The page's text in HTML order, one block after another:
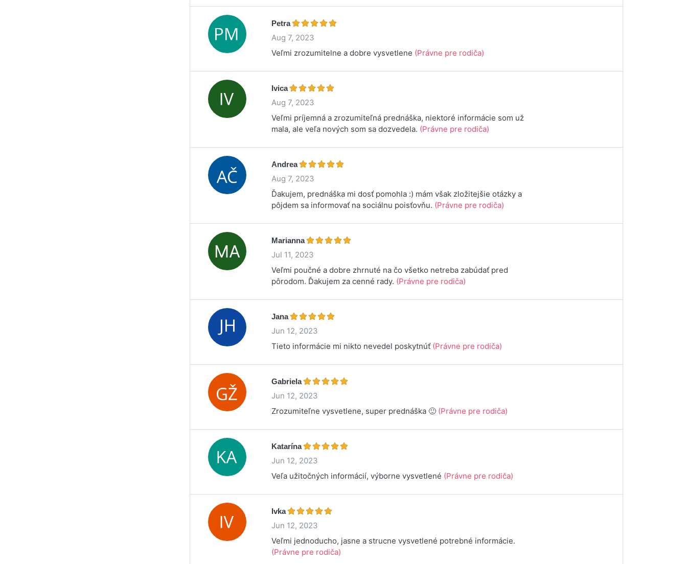
Petra
Aug 7, 2023
Veľmi zrozumitelne a dobre vysvetlene (Právne pre rodiča)
Ivica
Aug 7, 2023
Veľmi príjemná a zrozumiteľná prednáška, niektoré informácie som už
mala, ale veľa nových som sa dozvedela. (Právne pre rodiča)
Andrea
Aug 7, 2023
Ďakujem, prednáška mi dosť pomohla :) mám však zložitejšie otázky a
pôjdem sa informovať na sociálnu poisťovňu. (Právne pre rodiča)
Marianna
Jul 11, 2023
Veľmi poučné a dobre zhrnuté na čo všetko netreba zabúdať pred
pôrodom. Ďakujem za cenné rady. (Právne pre rodiča)
Jana
Jun 12, 2023
Tieto informácie mi nikto nevedel poskytnúť (Právne pre rodiča)
Gabriela
Jun 12, 2023
Zrozumiteľne vysvetlene, super prednáška 🙂 (Právne pre rodiča)
Katarína
Jun 12, 2023
Veľa užitočných informácií, výborne vysvetlené (Právne pre rodiča)
Ivka
Jun 12, 2023
Veľmi jednoducho, jasne a strucne vysvetlené potrebné informácie.
(Právne pre rodiča)